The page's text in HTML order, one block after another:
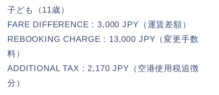
子ども（11歳）
FARE DIFFERENCE : 3,000 JPY（運賃差額）
REBOOKING CHARGE : 13,000 JPY（変更手数
料）
ADDITIONAL TAX : 2,170 JPY（空港使用税追徴
分）